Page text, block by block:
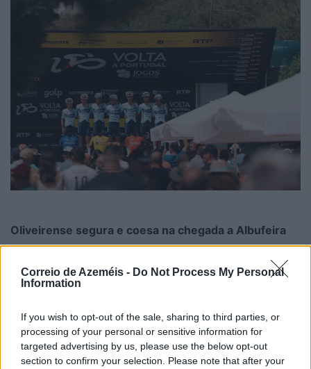
Correio de Azeméis - Do Not Process My Personal
Information
If you wish to opt-out of the sale, sharing to third parties, or
processing of your personal or sensitive information for
targeted advertising by us, please use the below opt-out
section to confirm your selection. Please note that after your
Oliveirense segura e coesa na chegada a Albufeira
7/08/2026